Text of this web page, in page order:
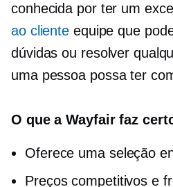
conhecida por ter um
ao cliente equipe que
dúvidas ou resolver
uma pessoa possa ter
O que a Wayfair faz
Oferece uma seleção
Preços competitivos e